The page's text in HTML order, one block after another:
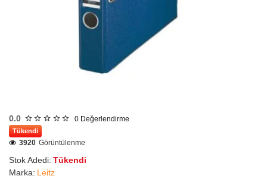
0.0 0 Değerlendirme
Tükendi
Stok Adedi: Tükendi
Marka: Leitz
3920 Görüntülenme